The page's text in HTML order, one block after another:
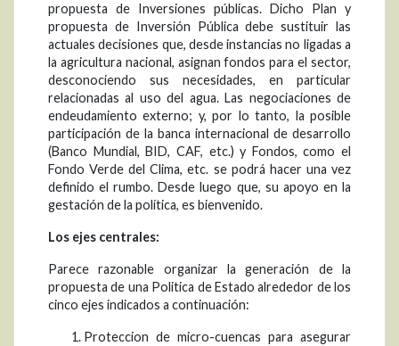
propuesta de Inversiones públicas. Dicho Plan y
propuesta de Inversión Pública debe sustituir las
actuales decisiones que, desde instancias no ligadas a
la agricultura nacional, asignan fondos para el sector,
desconociendo sus necesidades, en particular
relacionadas al uso del agua. Las negociaciones de
endeudamiento externo; y, por lo tanto, la posible
participación de la banca internacional de desarrollo
(Banco Mundial, BID, CAF, etc.) y Fondos, como el
Fondo Verde del Clima, etc. se podrá hacer una vez
definido el rumbo. Desde luego que, su apoyo en la
gestación de la política, es bienvenido.
Los ejes centrales:
Parece razonable organizar la generación de la
propuesta de una Politica de Estado alrededor de los
cinco ejes indicados a continuación:
Proteccion de micro-cuencas para asegurar